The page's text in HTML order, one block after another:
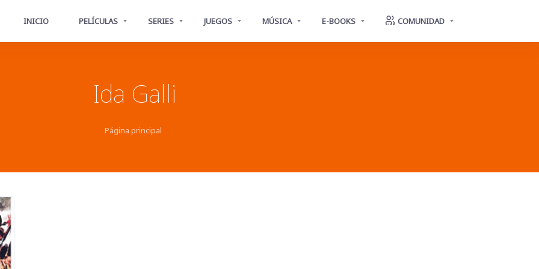
INICIO PELÍCULAS SERIES JUEGOS MÚSICA E-BOOKS COMUNIDAD
Ida Galli
Página principal